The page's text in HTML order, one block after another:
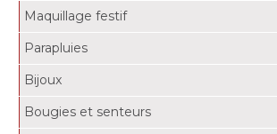
Maquillage festif
Parapluies
Bijoux
Bougies et senteurs